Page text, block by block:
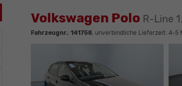
Volkswagen Polo R-Line
Fahrzeugnr.: 141758, unverbindliche Lieferzeit: 4-5